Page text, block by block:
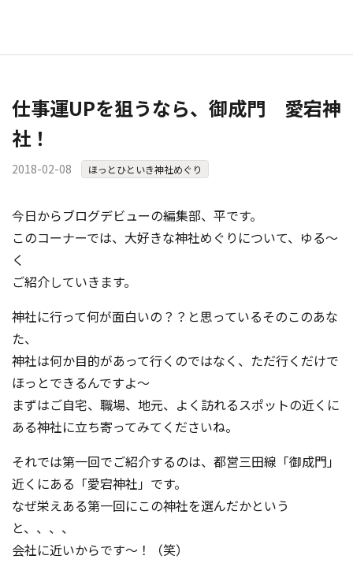
仕事運UPを狙うなら、御成門 愛宕神
社！
2018-02-08 ほっとひといき神社めぐり
今日からブログデビューの編集部、平です。
このコーナーでは、大好きな神社めぐりについて、ゆる～
く
ご紹介していきます。
神社に行って何が面白いの？？と思っているそのこのあな
た、
神社は何か目的があって行くのではなく、ただ行くだけで
ほっとできるんですよ～
まずはご自宅、職場、地元、よく訪れるスポットの近くに
ある神社に立ち寄ってみてくださいね。
それでは第一回でご紹介するのは、都営三田線「御成門」
近くにある「愛宕神社」です。
なぜ栄えある第一回にこの神社を選んだかという
と、、、、
会社に近いからです～！（笑）